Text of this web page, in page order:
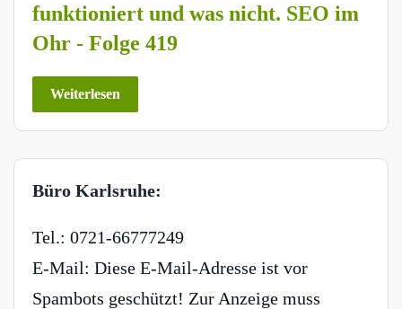
funktioniert und was nicht. SEO im
Ohr - Folge 419
Weiterlesen
Büro Karlsruhe:
Tel.: 0721-66777249
E-Mail: Diese E-Mail-Adresse ist vor
Spambots geschützt! Zur Anzeige muss